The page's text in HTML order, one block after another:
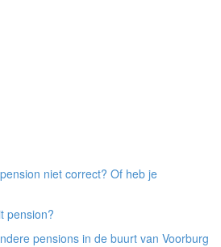
niet correct? Of heb je
pension?
pensions in de buurt van Voorburg